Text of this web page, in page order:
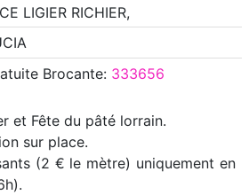
LIGIER RICHIER,
Brocante: 333656
et Fête du pâté lorrain.
sur place.
(2 € le mètre) uniquement en